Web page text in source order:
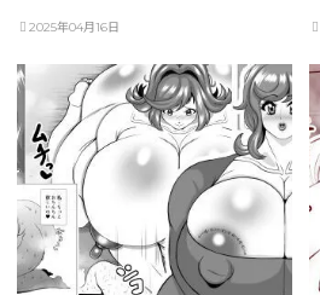
2025年04月16日